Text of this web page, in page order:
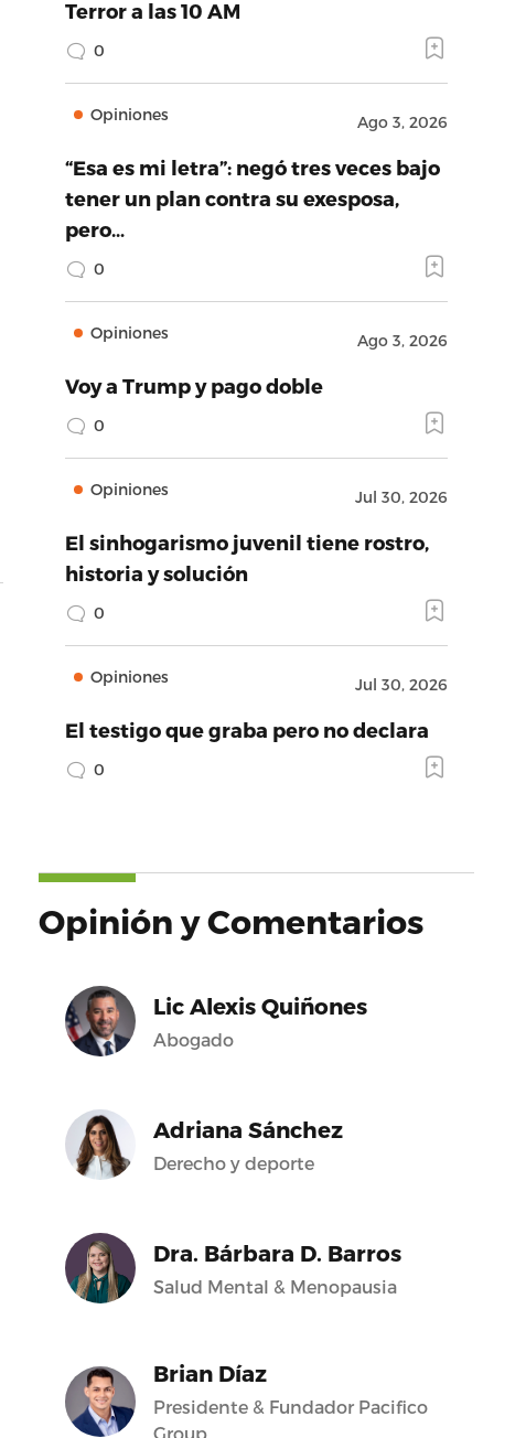
Terror a las 10 AM
0
Opiniones Ago 3, 2026
“Esa es mi letra”: negó tres veces bajo
tener un plan contra su exesposa,
pero…
0
Opiniones Ago 3, 2026
Voy a Trump y pago doble
0
Opiniones Jul 30, 2026
El sinhogarismo juvenil tiene rostro,
historia y solución
0
Opiniones Jul 30, 2026
El testigo que graba pero no declara
0
Opinión y Comentarios
Lic Alexis Quiñones
Abogado
Adriana Sánchez
Derecho y deporte
Dra. Bárbara D. Barros
Salud Mental & Menopausia
Brian Díaz
Presidente & Fundador Pacifico
Group